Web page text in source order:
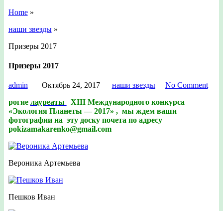
Home»
наши звезды»
Призеры 2017
Призеры 2017
admin Октябрь 24, 2017 наши звезды
No Comment
рогие лауреаты
XIII Международного конкурса
«Экология Планеты — 2017» , мы ждем ваши
фотографии на эту доску почета по адресу
pokizamakarenko@gmail.com
Вероника Артемьева
Пешков Иван